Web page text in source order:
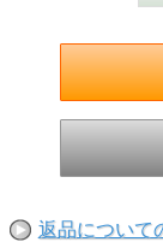
返品について